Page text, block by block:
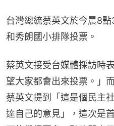
台灣總統蔡英文於今晨8
和秀朗國小排隊投票。
蔡英文接受台媒體採訪時
望大家都會出來投票。」
蔡英文提到「這是個民主
達自己的意見」，這次是